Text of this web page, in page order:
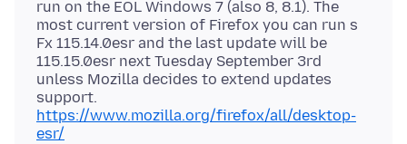
run on the EOL Windows 7 (also 8, 8.1). The
most current version of Firefox you can run s
Fx 115.14.0esr and the last update will be
115.15.0esr next Tuesday September 3rd
unless Mozilla decides to extend updates
support.
https://www.mozilla.org/firefox/all/desktop-
esr/